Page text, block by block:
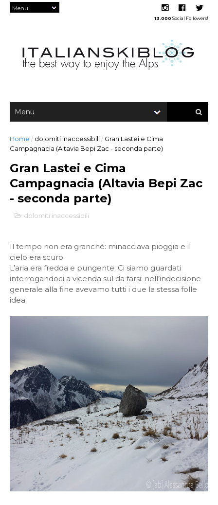
13.000 Social Followers!
Home / dolomiti inaccessibili/ Gran Lastei e Cima
Campagnacia (Altavia Bepi Zac - seconda parte)
Gran Lastei e Cima
Campagnacia (Altavia Bepi Zac
- seconda parte)
dolomiti inaccessibili
Il tempo non era granché: minacciava pioggia e il
cielo era scuro.
L’aria era fredda e pungente. Ci siamo guardati
interrogandoci a vicenda sul da farsi: nell’indecisione
generale alla fine avevamo tutti i due la stessa folle
idea.